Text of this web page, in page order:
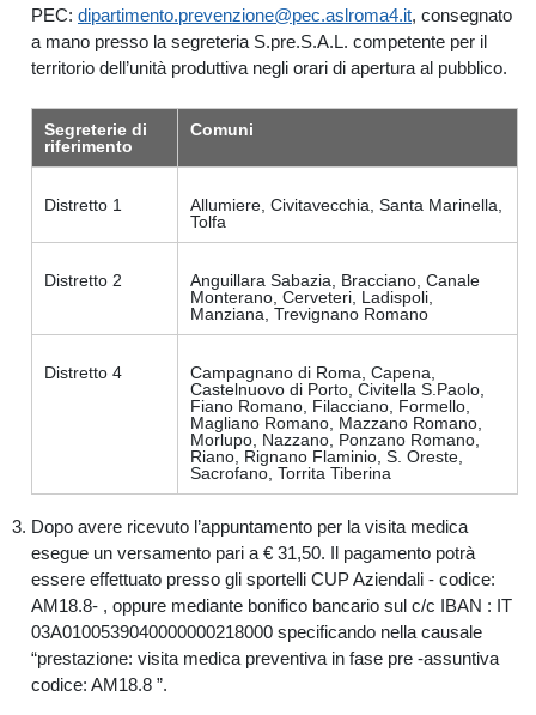
PEC: dipartimento.prevenzione@pec.aslroma4.it, consegnato
a mano presso la segreteria S.pre.S.A.L. competente per il
territorio dell’unità produttiva negli orari di apertura al pubblico.
Segreterie di
riferimento
Comuni
Distretto 1
Allumiere, Civitavecchia, Santa Marinella,
Tolfa
Distretto 2
Anguillara Sabazia, Bracciano, Canale
Monterano, Cerveteri, Ladispoli,
Manziana, Trevignano Romano
Distretto 4
Campagnano di Roma, Capena,
Castelnuovo di Porto, Civitella S.Paolo,
Fiano Romano, Filacciano, Formello,
Magliano Romano, Mazzano Romano,
Morlupo, Nazzano, Ponzano Romano,
Riano, Rignano Flaminio, S. Oreste,
Sacrofano, Torrita Tiberina
Dopo avere ricevuto l’appuntamento per la visita medica
esegue un versamento pari a € 31,50. Il pagamento potrà
essere effettuato presso gli sportelli CUP Aziendali - codice:
AM18.8- , oppure mediante bonifico bancario sul c/c IBAN : IT
03A0100539040000000218000 specificando nella causale
“prestazione: visita medica preventiva in fase pre -assuntiva
codice: AM18.8 ”.